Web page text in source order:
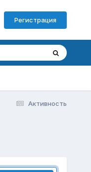
Регистрация
Активность